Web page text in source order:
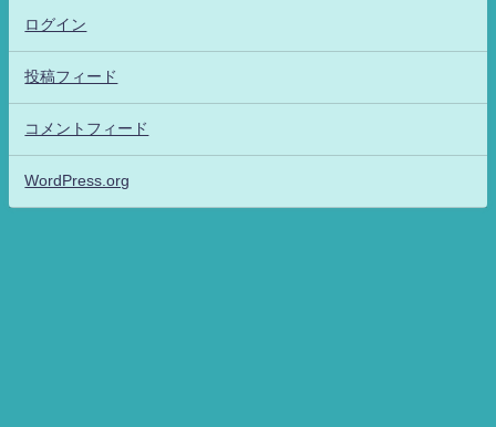
ログイン
投稿フィード
コメントフィード
WordPress.org